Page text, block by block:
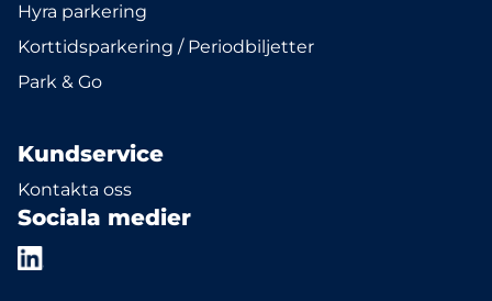
Hyra parkering
Korttidsparkering / Periodbiljetter
Park & Go
Kundservice
Kontakta oss
Sociala medier